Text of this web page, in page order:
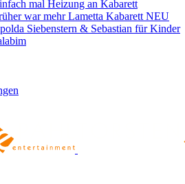
mal Heizung an Kabarett
war mehr Lametta Kabarett NEU
Siebenstern & Sebastian für Kinder